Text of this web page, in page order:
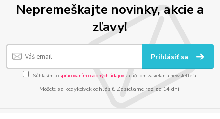
Nepremeškajte novinky, akcie a
zľavy!
Prihlásiť sa
Súhlasím sospracovaním osobných údajov za účelom zasielania newslettera.
Môžete sa kedykoľvek odhlásiť. Zasielame raz za 14 dní.